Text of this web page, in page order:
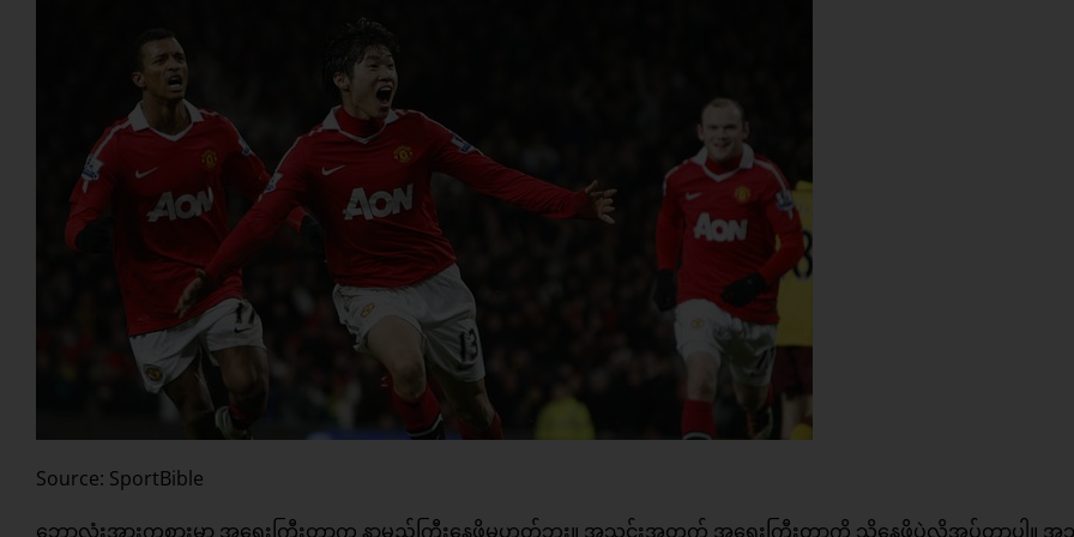
Source: SportBible
ဘောလုံးအားကစားမှာ အရေးကြီးတာက နာမည်ကြီးနေဖို့မဟုတ်ဘူး။ အသင်းအတွက် အရေးကြီးတာကို သိနေဖို့ပဲလိုအပ်တာပါ။ အ